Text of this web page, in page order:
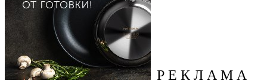
Р Е К Л А М А